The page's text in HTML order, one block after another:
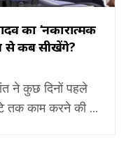
का ‘नकारात्मक
से कब सीखेंगे?
ने कुछ दिनों पहले
तक काम करने की ...